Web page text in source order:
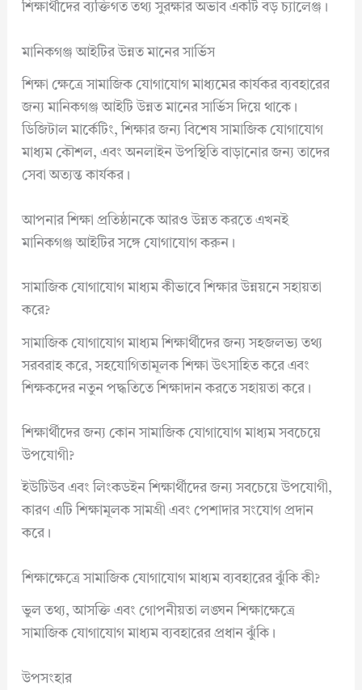
শিক্ষার্থীদের ব্যক্তিগত তথ্য সুরক্ষার অভাব একটি বড় চ্যালেঞ্জ।
মানিকগঞ্জ আইটির উন্নত মানের সার্ভিস
শিক্ষা ক্ষেত্রে সামাজিক যোগাযোগ মাধ্যমের কার্যকর ব্যবহারের
জন্য মানিকগঞ্জ আইটি উন্নত মানের সার্ভিস দিয়ে থাকে।
ডিজিটাল মার্কেটিং, শিক্ষার জন্য বিশেষ সামাজিক যোগাযোগ
মাধ্যম কৌশল, এবং অনলাইন উপস্থিতি বাড়ানোর জন্য তাদের
সেবা অত্যন্ত কার্যকর।
আপনার শিক্ষা প্রতিষ্ঠানকে আরও উন্নত করতে এখনই
মানিকগঞ্জ আইটির সঙ্গে যোগাযোগ করুন।
সামাজিক যোগাযোগ মাধ্যম কীভাবে শিক্ষার উন্নয়নে সহায়তা
করে?
সামাজিক যোগাযোগ মাধ্যম শিক্ষার্থীদের জন্য সহজলভ্য তথ্য
সরবরাহ করে, সহযোগিতামূলক শিক্ষা উৎসাহিত করে এবং
শিক্ষকদের নতুন পদ্ধতিতে শিক্ষাদান করতে সহায়তা করে।
শিক্ষার্থীদের জন্য কোন সামাজিক যোগাযোগ মাধ্যম সবচেয়ে
উপযোগী?
ইউটিউব এবং লিংকডইন শিক্ষার্থীদের জন্য সবচেয়ে উপযোগী,
কারণ এটি শিক্ষামূলক সামগ্রী এবং পেশাদার সংযোগ প্রদান
করে।
শিক্ষাক্ষেত্রে সামাজিক যোগাযোগ মাধ্যম ব্যবহারের ঝুঁকি কী?
ভুল তথ্য, আসক্তি এবং গোপনীয়তা লঙ্ঘন শিক্ষাক্ষেত্রে
সামাজিক যোগাযোগ মাধ্যম ব্যবহারের প্রধান ঝুঁকি।
উপসংহার